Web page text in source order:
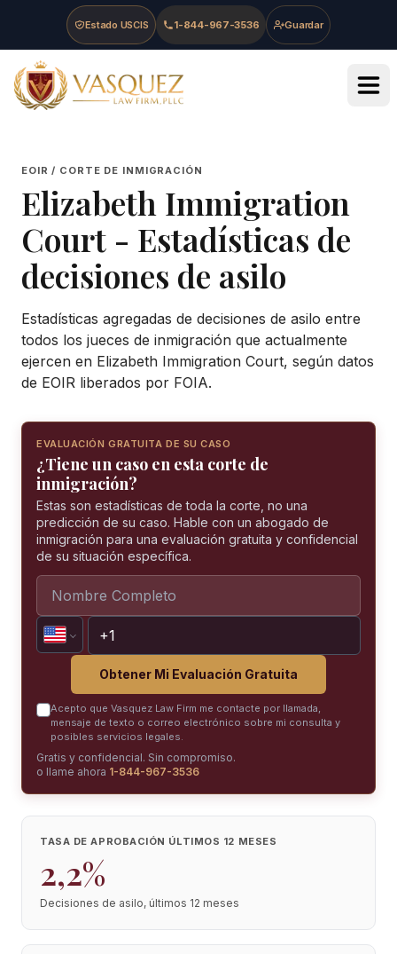
Skip to main content
Skip to navigation
Skip to footer
Estado USCIS 1-844-967-3536 Guardar
Vasquez Law Firm - Home
EOIR / CORTE DE INMIGRACIÓN
Elizabeth Immigration
Court - Estadísticas de
decisiones de asilo
Estadísticas agregadas de decisiones de asilo entre
todos los jueces de inmigración que actualmente
ejercen en Elizabeth Immigration Court, según datos
de EOIR liberados por FOIA.
EVALUACIÓN GRATUITA DE SU CASO
¿Tiene un caso en esta corte de
inmigración?
Estas son estadísticas de toda la corte, no una
predicción de su caso. Hable con un abogado de
inmigración para una evaluación gratuita y confidencial
de su situación específica.
Obtener Mi Evaluación Gratuita
Acepto que Vasquez Law Firm me contacte por llamada,
mensaje de texto o correo electrónico sobre mi consulta y
posibles servicios legales.
Gratis y confidencial. Sin compromiso.
o llame ahora 1-844-967-3536
TASA DE APROBACIÓN ÚLTIMOS 12 MESES
2,2%
Decisiones de asilo, últimos 12 meses